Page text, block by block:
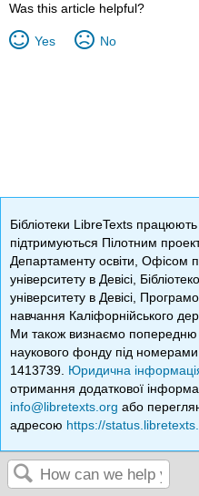
Was this article helpful?
Yes No
Бібліотеки LibreTexts працюють
підтримуються Пілотним
Департаменту освіти, Офісом
університету в Девісі,
університету в Девісі,
навчання Каліфорнійського
Ми також визнаємо попередню
наукового фонду під
1413739. Юридична
отримання додаткової
info@libretexts.org або
адресою https://